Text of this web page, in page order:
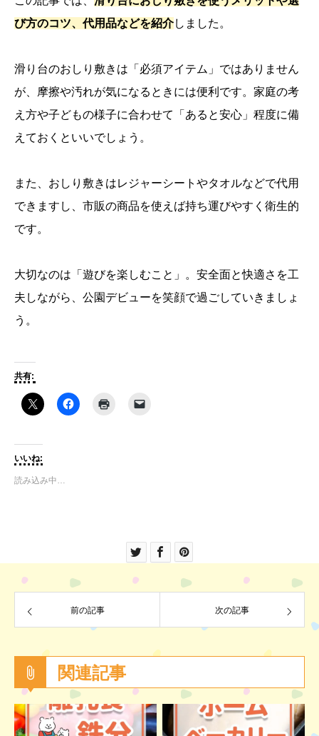
び方のコツ、代用品などを紹介しました。
滑り台のおしり敷きは「必須アイテム」ではありません
が、摩擦や汚れが気になるときには便利です。家庭の考
え方や子どもの様子に合わせて「あると安心」程度に備
えておくといいでしょう。
また、おしり敷きはレジャーシートやタオルなどで代用
できますし、市販の商品を使えば持ち運びやすく衛生的
です。
大切なのは「遊びを楽しむこと」。安全面と快適さを工
夫しながら、公園デビューを笑顔で過ごしていきましょ
う。
共有:
いいね:
読み込み中…
前の記事 次の記事
関連記事